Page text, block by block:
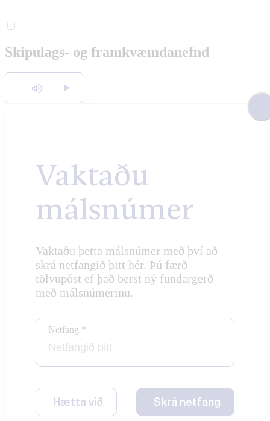
Skipulags- og framkvæmdanefnd
Hlusta
Vaktaðu
málsnúmer
Vaktaðu þetta málsnúmer með því að
skrá netfangið þitt hér. Þú færð
tölvupóst ef það berst ný fundargerð
með málsnúmerinu.
Netfang *
Hætta við Skrá netfang